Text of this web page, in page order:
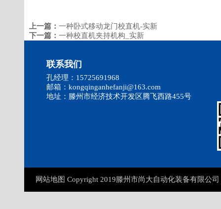
上一篇： 一种卧式移动龙门校直机-实新
下一篇： 一种校直机夹持机构_实新
联系我们
孔经理：15725691968
邮箱：kongqinganhefanji@163.com
地址：滕州市经济技术开发区腾飞西路455号
网站地图 Copyright 2019滕州市尚大自动化装备有限公